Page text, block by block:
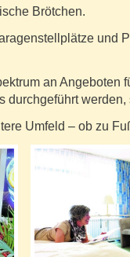
Brötchen.
und
an
durchgeführt
Umfeld – ob zu